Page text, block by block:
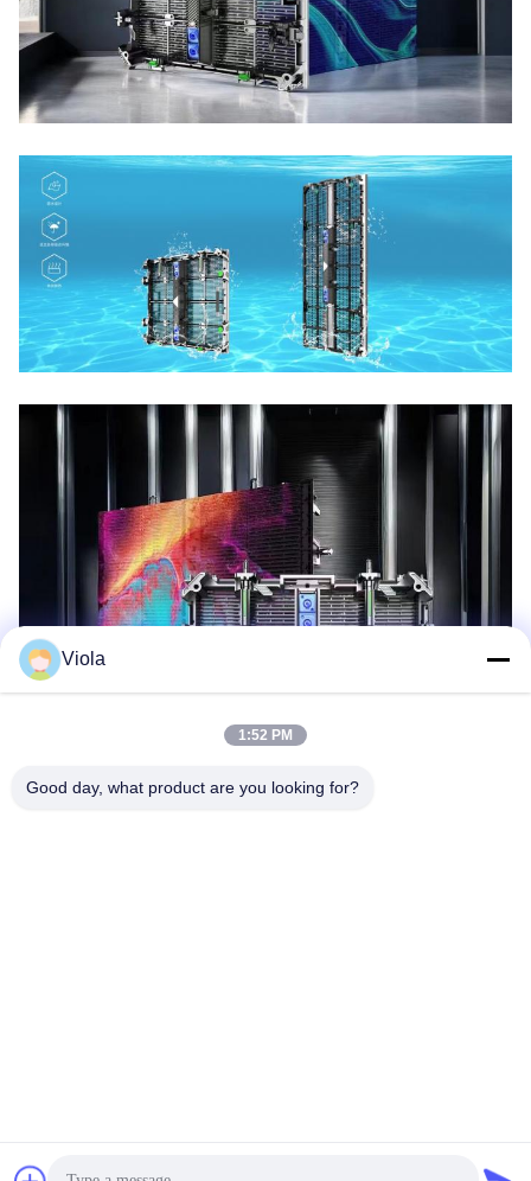
Viola
1:52 PM
Good day, what product are you looking for?